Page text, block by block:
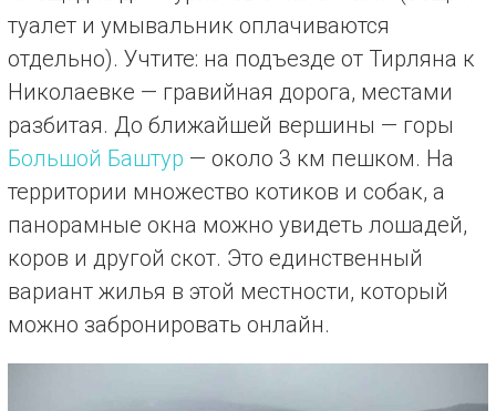
туалет и умывальник оплачиваются
отдельно). Учтите: на подъезде от Тирляна к
Николаевке — гравийная дорога, местами
разбитая. До ближайшей вершины — горы
Большой Баштур — около 3 км пешком. На
территории множество котиков и собак, а
панорамные окна можно увидеть лошадей,
коров и другой скот. Это единственный
вариант жилья в этой местности, который
можно забронировать онлайн.